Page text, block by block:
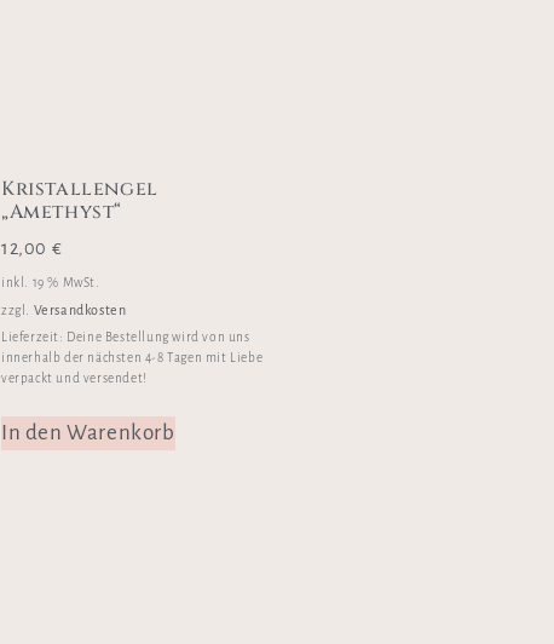
Kristallengel
„Amethyst“
12,00 €
inkl. 19 % MwSt.
zzgl. Versandkosten
Lieferzeit: Deine Bestellung wird von uns
innerhalb der nächsten 4-8 Tagen mit Liebe
verpackt und versendet!
In den Warenkorb